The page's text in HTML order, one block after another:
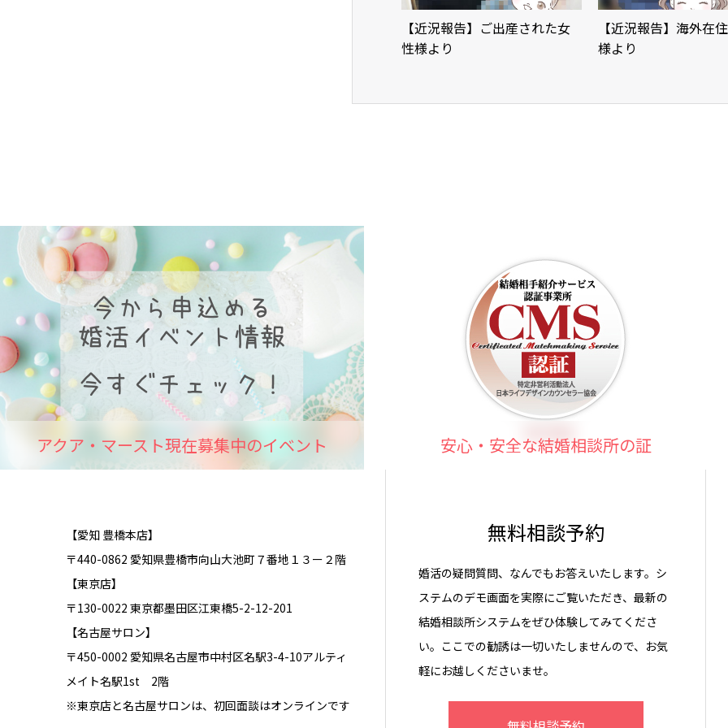
【近況報告】ご出産された女
性様より
【近況報告】海外在
様より
アクア・マースト現在募集中のイベント 安心・安全な結婚相談所の証
【愛知 豊橋本店】
〒440-0862 愛知県豊橋市向山大池町７番地１３ー２階
【東京店】
〒130-0022 東京都墨田区江東橋5-2-12-201
【名古屋サロン】
〒450-0002 愛知県名古屋市中村区名駅3-4-10アルティ
メイト名駅1st 2階
※東京店と名古屋サロンは、初回面談はオンラインです
無料相談予約
婚活の疑問質問、なんでもお答えいたします。シ
ステムのデモ画面を実際にご覧いただき、最新の
結婚相談所システムをぜひ体験してみてくださ
い。ここでの勧誘は一切いたしませんので、お気
軽にお越しくださいませ。